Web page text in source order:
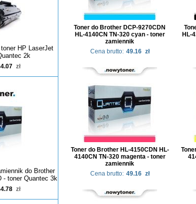
HP LaserJet
2k
zł
do Brother
- toner Quantec 3k
zł
Toner do Brother DCP-9270CDN
HL-4140CN TN-320 cyan - toner
zamiennik
Cena brutto: 49.16 zł
HL-
Toner do Brother HL-4150CDN HL-
4140CN TN-320 magenta - toner
zamiennik
Cena brutto: 49.16 zł